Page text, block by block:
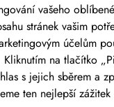
vašeho
stránek vašim
účelům
na tlačítko
s jejich sběrem a
ten nejlepší